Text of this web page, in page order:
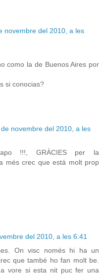
novembre del 2010, a les
como la de Buenos Aires por
si conocias?
novembre del 2010, a les
!!!, GRÀCIES per la
més crec que está molt prop
del 2010, a les 6:41
On visc només hi ha un
que també ho fan molt be.
vore si esta nit puc fer una